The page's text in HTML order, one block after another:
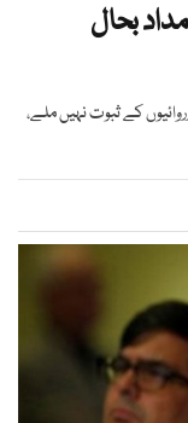
بحال
کے ثبوت نہیں ملے،